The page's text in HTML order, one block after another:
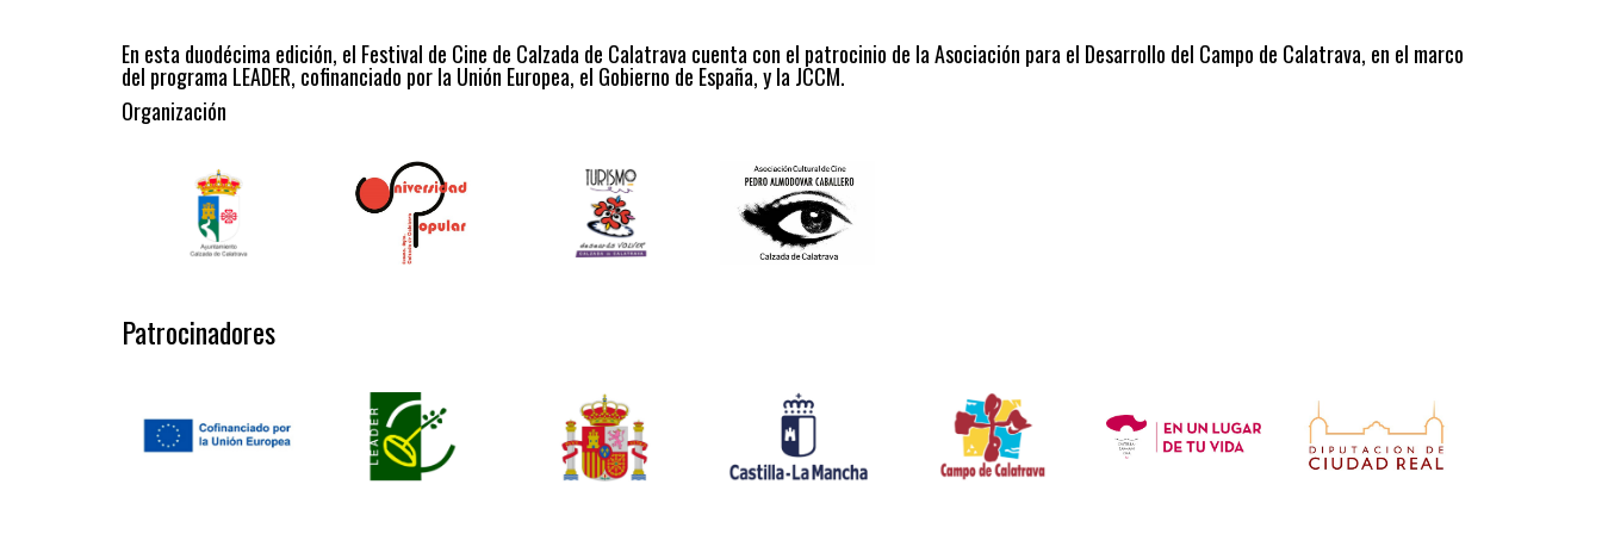
En esta duodécima edición, el Festival de Cine de Calzada de Calatrava cuenta con el patrocinio de la Asociación para el Desarrollo del Campo de Calatrava, en el marco
del programa LEADER, cofinanciado por la Unión Europea, el Gobierno de España, y la JCCM.
Organización
Patrocinadores